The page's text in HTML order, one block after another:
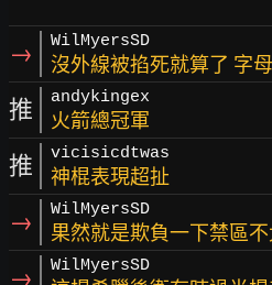
→ WilMyersSD
沒外線被掐死就算了 字
推 andykingex
火箭總冠軍
推 vicisicdtwas
神棍表現超扯
→ WilMyersSD
果然就是欺負一下禁區
→ WilMyersSD